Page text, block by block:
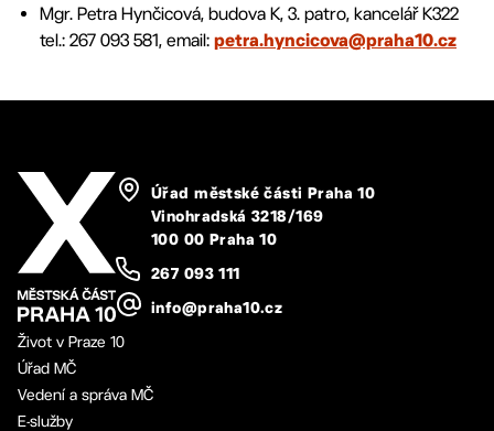
Mgr. Petra Hynčicová, budova K, 3. patro, kancelář K322
tel.: 267 093 581, email: petra.hyncicova@praha10.cz
Úřad městské části Praha 10
Vinohradská 3218/169
100 00 Praha 10
267 093 111
info@praha10.cz
Život v Praze 10
Úřad MČ
Vedení a správa MČ
E-služby